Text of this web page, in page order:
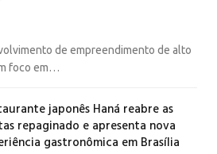
de empreendimento de alto
foco em…
japonês Haná reabre as
repaginado e apresenta nova
gastronômica em Brasília